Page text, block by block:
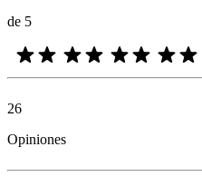
de 5
26
Opiniones